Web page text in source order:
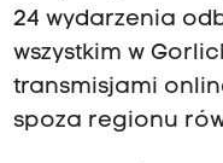
24 wydarzenia
wszystkim w
transmisjami
spoza regionu